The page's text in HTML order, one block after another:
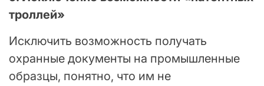
троллей»
Исключить возможность получать
охранные документы на промышленные
образцы, понятно, что им не